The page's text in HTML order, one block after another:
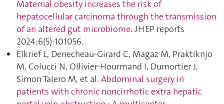
Maternal obesity increases the risk of
hepatocellular carcinoma through the transmission
of an altered gut microbiome. JHEP reports
2024;6(5):101056.
Elkrief L, Denecheau-Girard C, Magaz M, Praktiknjo
M, Colucci N, Ollivier-Hourmand I, Dumortier J,
Simon Talero M, et al. Abdominal surgery in
patients with chronic noncirrhotic extra hepatic